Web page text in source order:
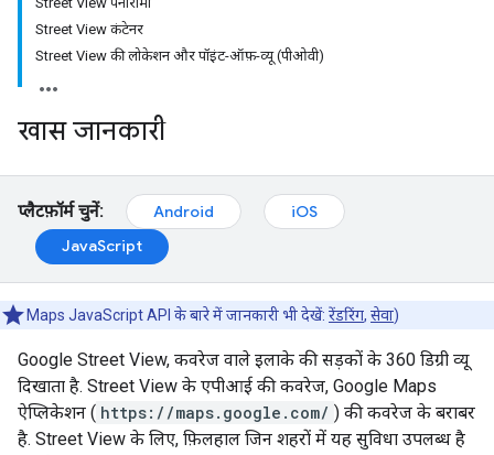
Street View कंटेनर
Street View की लोकेशन और पॉइंट-ऑफ़-व्यू (पीओवी)
खास जानकारी
प्लैटफ़ॉर्म चुनें: Android
iOS
JavaScript
Maps JavaScript API के बारे में जानकारी भी देखें: रेंडरिंग, सेवा)
Google Street View, कवरेज वाले इलाके की सड़कों के 360 डिग्री व्यू
दिखाता है. Street View के एपीआई की कवरेज, Google Maps
ऐप्लिकेशन ( https://maps.google.com/ ) की कवरेज के बराबर
है. Street View के लिए, फ़िलहाल जिन शहरों में यह सुविधा उपलब्ध है